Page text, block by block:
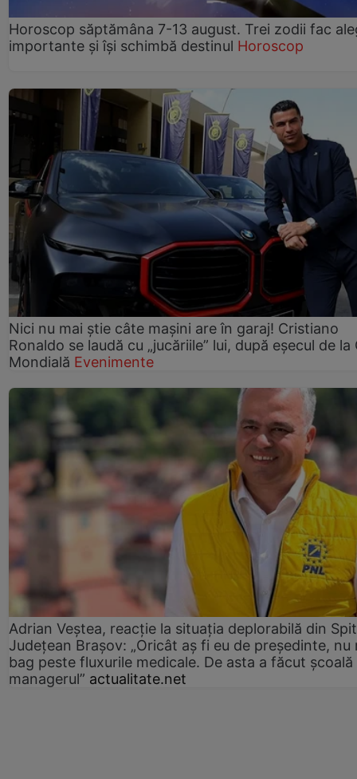
Horoscop săptămâna 7-13 august. Trei zodii fac
importante și își schimbă destinul Horoscop
Nici nu mai știe câte mașini are în garaj! Cristiano
Ronaldo se laudă cu „jucăriile” lui, după eșecul de la
Mondială Evenimente
Adrian Veștea, reacție la situația deplorabilă din
Județean Brașov: „Oricât aș fi eu de președinte, nu
bag peste fluxurile medicale. De asta a făcut școală
managerul” actualitate.net